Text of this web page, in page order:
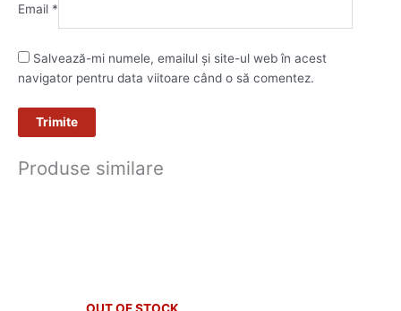
Email *
Salvează-mi numele, emailul și site-ul web în acest
navigator pentru data viitoare când o să comentez.
Produse similare